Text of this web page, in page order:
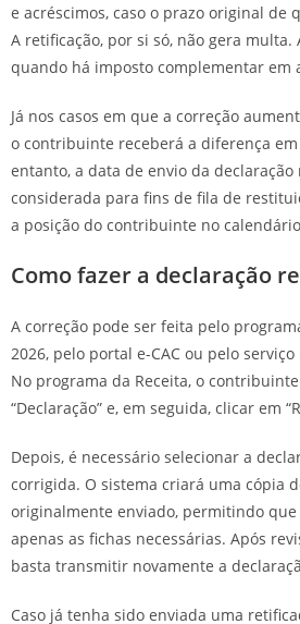
e acréscimos, caso o prazo original de
A retificação, por si só, não gera multa.
quando há imposto complementar em
Já nos casos em que a correção
o contribuinte receberá a diferença
entanto, a data de envio da
considerada para fins de fila de
a posição do contribuinte no
Como fazer a declaração
A correção pode ser feita pelo
2026, pelo portal e-CAC ou pelo
No programa da Receita, o
“Declaração” e, em seguida, clicar em
Depois, é necessário selecionar a
corrigida. O sistema criará uma cópia
originalmente enviado, permitindo
apenas as fichas necessárias. Após
basta transmitir novamente a
Caso já tenha sido enviada uma